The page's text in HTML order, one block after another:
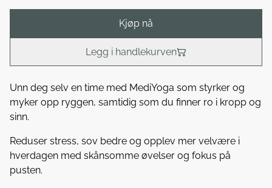
Kjøp nå
Legg i handlekurven
Unn deg selv en time med MediYoga som styrker og
myker opp ryggen, samtidig som du finner ro i kropp og
sinn.
Reduser stress, sov bedre og opplev mer velvære i
hverdagen med skånsomme øvelser og fokus på
pusten.